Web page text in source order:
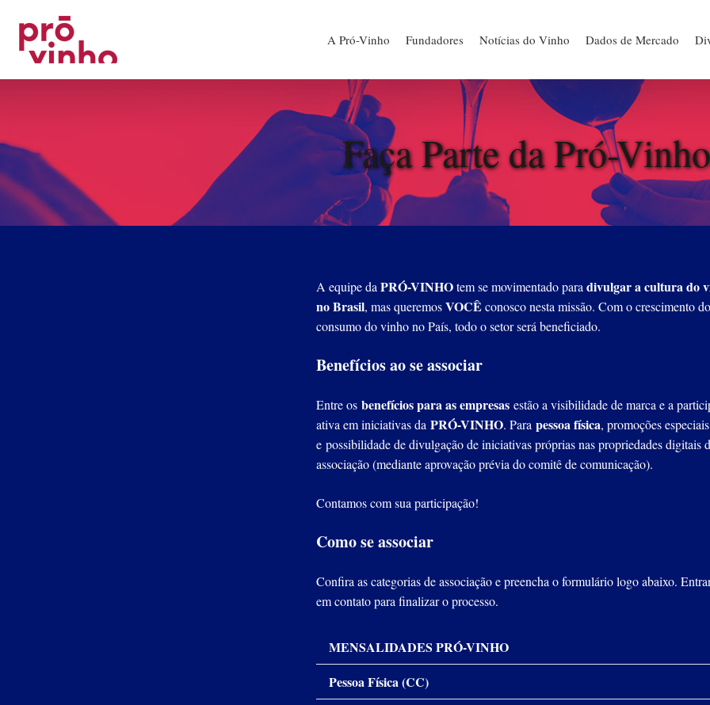
A Pró-Vinho Fundadores Notícias do Vinho Dados de Mercado
Faça Parte da Pró-
A equipe da PRÓ-VINHOtem se movimentado para divulgar a cultura do
no Brasil, mas queremosVOCÊ conosco nesta missão. Com o crescimento do
consumo do vinho no País, todo o setor será beneficiado.
Benefícios ao se associar
Entre os benefícios para as empresas estão a visibilidade de marca e a
ativa em iniciativas da PRÓ-VINHO. Para pessoa física, promoções especiais
e possibilidade de divulgação de iniciativas próprias nas propriedades digitais
associação (mediante aprovação prévia do comitê de comunicação).
Contamos com sua participação!
Como se associar
Confira as categorias de associação e preencha o formulário logo abaixo.
em contato para finalizar o processo.
MENSALIDADES PRÓ-VINHO
Pessoa Física (CC)